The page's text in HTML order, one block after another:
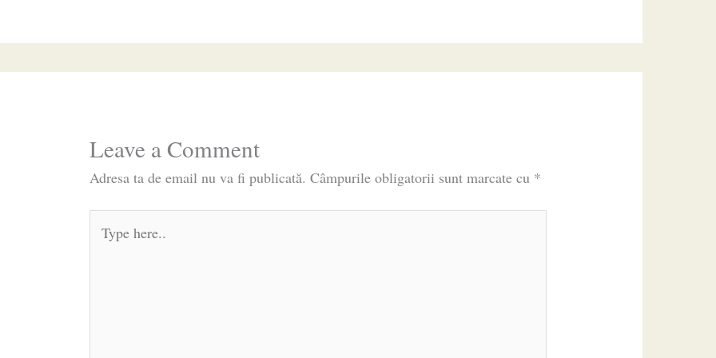
Leave a Comment
Adresa ta de email nu va fi publicată. Câmpurile obligatorii sunt marcate cu *
here..